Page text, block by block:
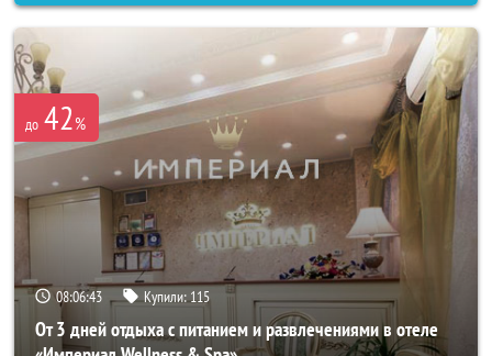
до 42%
08:06:40 Купили:115
От 3 дней отдыха с питанием и развлечениями в отеле